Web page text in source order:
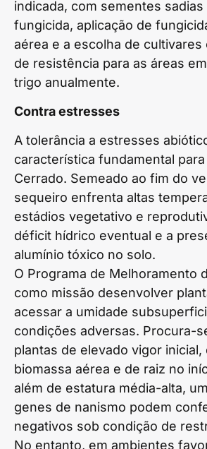
indicada, com sementes
fungicida, aplicação de
aérea e a escolha de cultivares
de resistência para as áreas
trigo anualmente.
Contra estresses
A tolerância a estresses
característica fundamental
Cerrado. Semeado ao fim do
sequeiro enfrenta altas
estádios vegetativo e
déficit hídrico eventual e a
alumínio tóxico no solo.
O Programa de Melhoramento
como missão desenvolver
acessar a umidade
condições adversas. Procura-
plantas de elevado vigor inicial,
biomassa aérea e de raiz no
além de estatura média-alta,
genes de nanismo podem
negativos sob condição de
No entanto, em ambientes